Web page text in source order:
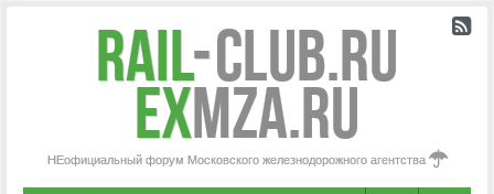
Rail-Club.RU
exMZA.RU
НЕофициальный форум Московского железнодорожного агентства